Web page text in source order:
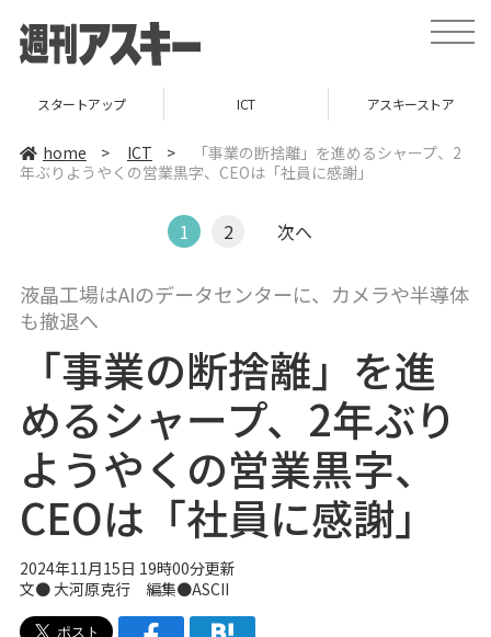
t
o
e
v
スタートアップ ICT アスキーストア
home > ICT >
「事業の断捨離」を進めるシャープ、2
年ぶりようやくの営業黒字、CEOは「社員に感謝」
1 2 次へ
液晶工場はAIのデータセンターに、カメラや半導体
も撤退へ
「事業の断捨離」を進
めるシャープ、2年ぶり
ようやくの営業黒字、
CEOは「社員に感謝」
2024年11月15日 19時00分更新
文● 大河原克行 編集●ASCII